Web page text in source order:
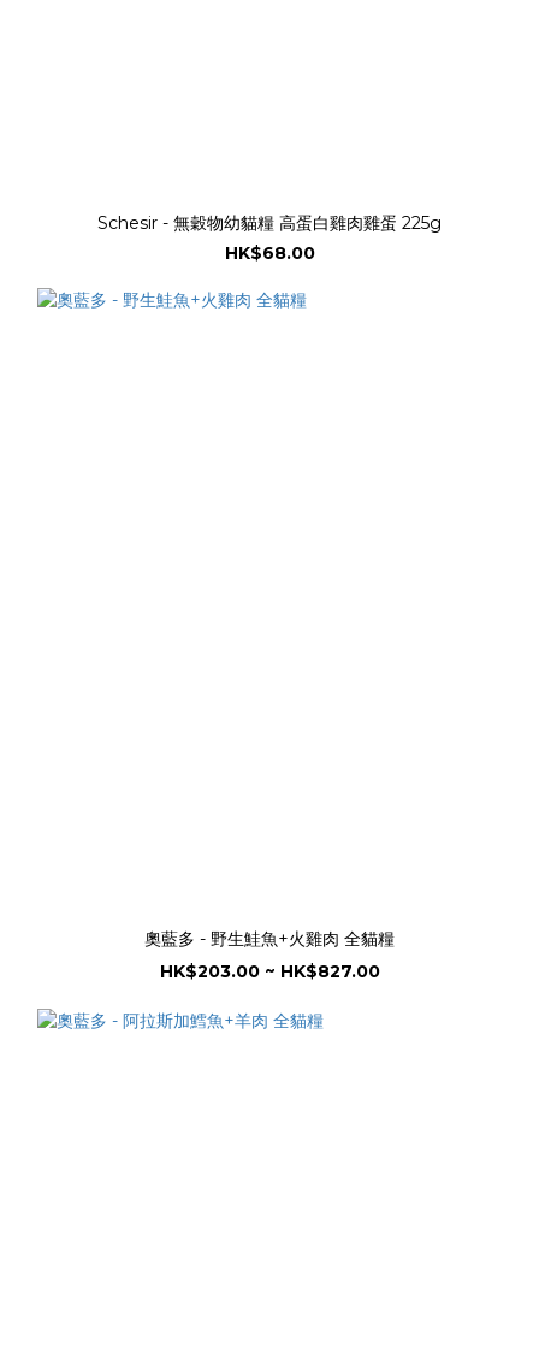
Schesir - 無穀物幼貓糧 高蛋白雞肉雞蛋 225g
HK$68.00
奧藍多 - 野生鮭魚+火雞肉 全貓糧
HK$203.00 ~ HK$827.00